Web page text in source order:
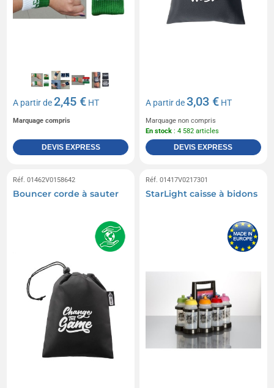
A partir de2,45 € HT
Marquage compris
DEVIS EXPRESS
A partir de3,03 € HT
Marquage non compris
En stock : 4 582 articles
DEVIS EXPRESS
Réf. 01462V0158642
Bouncer corde à sauter
Réf. 01417V0217301
StarLight caisse à bidons